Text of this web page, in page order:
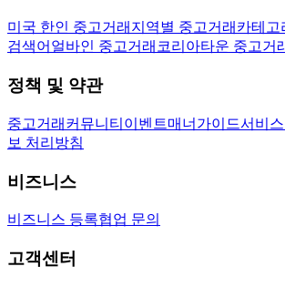
미국 한인 중고거래 지역별 중고거래 카테고
검색어 얼바인 중고거래 코리아타운 중고거
정책 및 약관
중고거래 커뮤니티 이벤트매너가이드서비
보 처리방침
비즈니스
비즈니스 등록협업 문의
고객센터